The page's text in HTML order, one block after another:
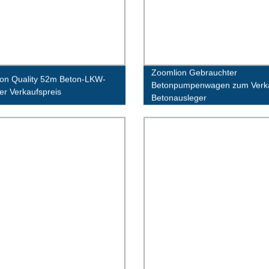
Quality 52m Beton-LKW-
Verkaufspreis
Zoomlion Gebrauchter
Betonpumpenwagen zum
Betonausleger